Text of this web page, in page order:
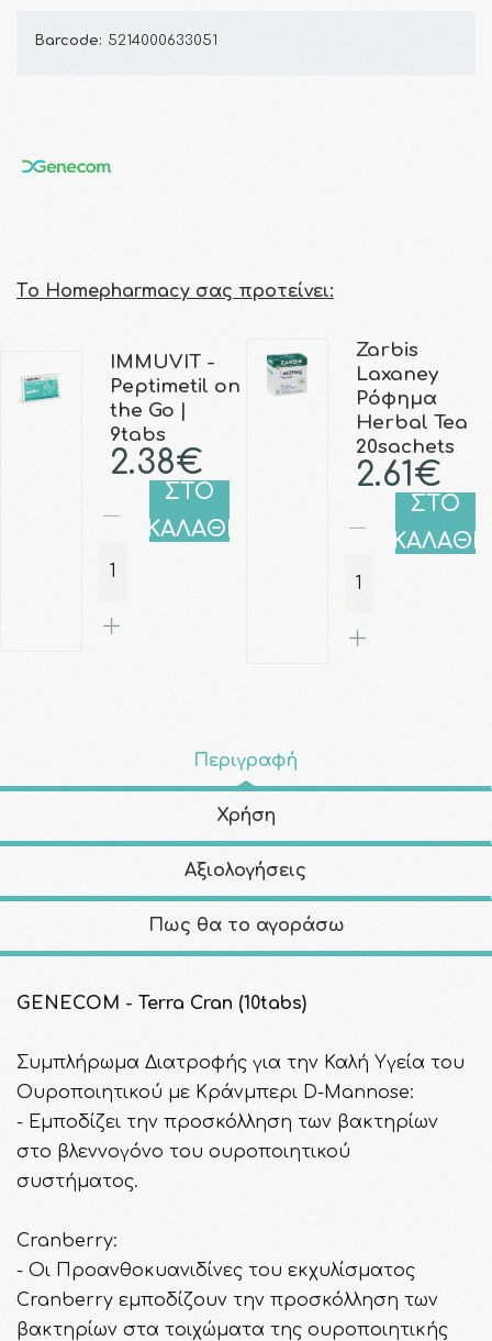
Barcode: 5214000633051
Τo Homepharmacy σας προτείνει:
IMMUVIT -
Peptimetil on
the Go |
9tabs
2.38€
ΣΤΟ
ΚΑΛΑΘΙ
Zarbis
Laxaney
Ρόφημα
Herbal Tea
20sachets
2.61€
ΣΤΟ
ΚΑΛΑΘΙ
Περιγραφή
Χρήση
Αξιολογήσεις
Πως θα το αγοράσω
GENECOM - Terra Cran (10tabs)
Συμπλήρωμα Διατροφής για την Καλή Υγεία του
Ουροποιητικού με Κράνμπερι D-Mannose:
- Eμποδίζει την προσκόλληση των βακτηρίων
στο βλεννογόνο του ουροποιητικού
συστήματος.
Cranberry:
- Οι Προανθοκυανιδίνες του εκχυλίσματος
Cranberry εμποδίζουν την προσκόλληση των
βακτηρίων στα τοιχώματα της ουροποιητικής